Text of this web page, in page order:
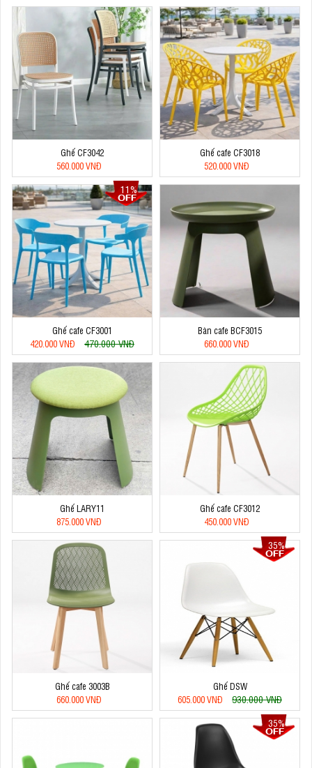
Ghế CF3042
560.000 VNĐ
Ghế cafe CF3018
520.000 VNĐ
11%
Ghế cafe CF3001
420.000 VNĐ
470.000 VNĐ
Bàn cafe BCF3015
660.000 VNĐ
Ghế LARY11
875.000 VNĐ
Ghế cafe CF3012
450.000 VNĐ
Ghế cafe 3003B
660.000 VNĐ
35%
Ghế DSW
605.000 VNĐ
930.000 VNĐ
35%